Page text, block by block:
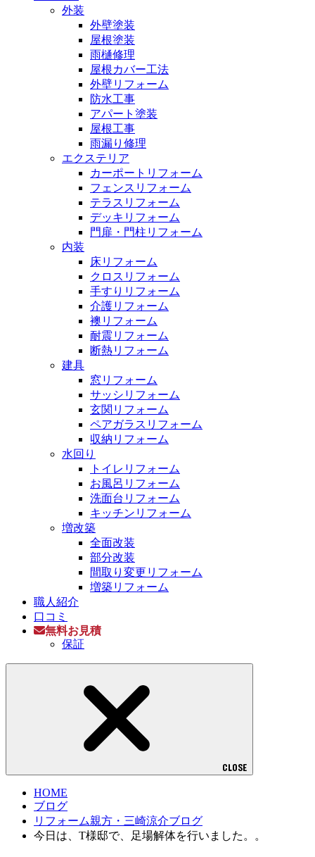
外装
外壁塗装
屋根塗装
雨樋修理
屋根カバー工法
外壁リフォーム
防水工事
アパート塗装
屋根工事
雨漏り修理
エクステリア
カーポートリフォーム
フェンスリフォーム
テラスリフォーム
デッキリフォーム
門扉・門柱リフォーム
内装
床リフォーム
クロスリフォーム
手すりリフォーム
介護リフォーム
襖リフォーム
耐震リフォーム
断熱リフォーム
建具
窓リフォーム
サッシリフォーム
玄関リフォーム
ペアガラスリフォーム
収納リフォーム
水回り
トイレリフォーム
お風呂リフォーム
洗面台リフォーム
キッチンリフォーム
増改築
全面改装
部分改装
間取り変更リフォーム
増築リフォーム
職人紹介
口コミ
無料お見積
保証
CLOSE
HOME
ブログ
リフォーム親方・三崎涼介ブログ
今日は、T様邸で、足場解体を行いました。。